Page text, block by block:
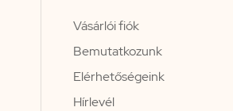
Vásárlói fiók
Bemutatkozunk
Elérhetőségeink
Hírlevél